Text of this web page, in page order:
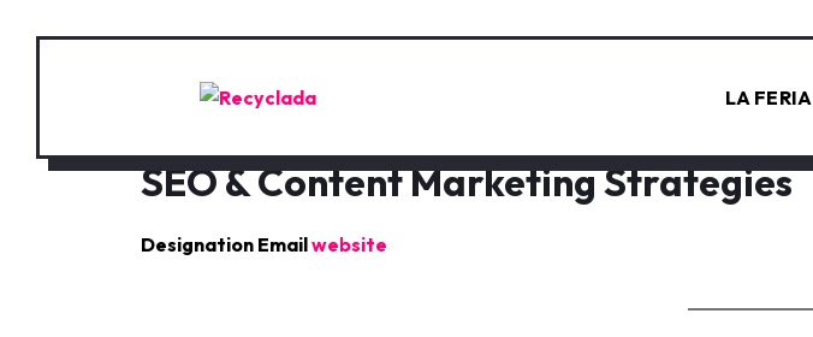
LA FERIA
SEO & Content Marketing Strategies
Designation Emailwebsite